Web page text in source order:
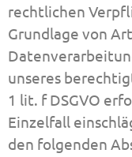
rechtlichen
Grundlage von
unseres
1 lit. f DSGVO
Einzelfall
den folgenden